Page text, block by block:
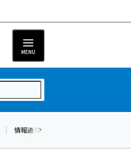
MENU
情報通信（ICT）